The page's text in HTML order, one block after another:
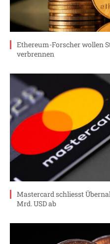
Ethereum-Forscher wollen
verbrennen
Mastercard schliesst
Mrd. USD ab